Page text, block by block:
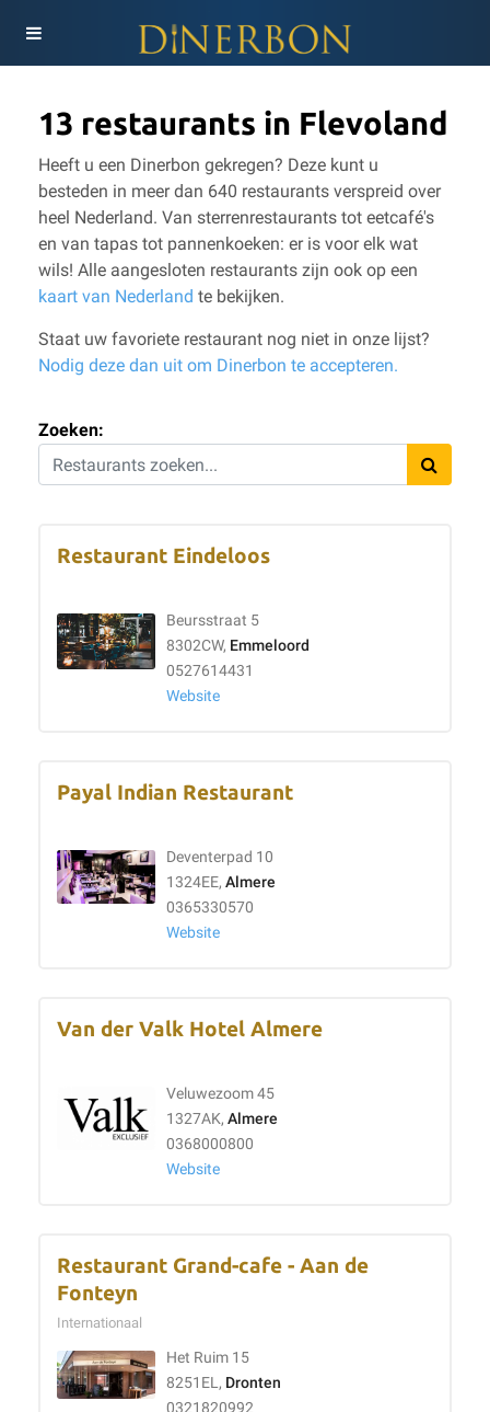
13 restaurants in Flevoland
Heeft u een Dinerbon gekregen? Deze kunt u
besteden in meer dan 640 restaurants verspreid over
heel Nederland. Van sterrenrestaurants tot eetcafé's
en van tapas tot pannenkoeken: er is voor elk wat
wils! Alle aangesloten restaurants zijn ook op een
kaart van Nederland te bekijken.
Staat uw favoriete restaurant nog niet in onze lijst?
Nodig deze dan uit om Dinerbon te accepteren.
Zoeken:
Restaurant Eindeloos
Beursstraat 5
8302CW, Emmeloord
0527614431
Website
Payal Indian Restaurant
Deventerpad 10
1324EE, Almere
0365330570
Website
Van der Valk Hotel Almere
Veluwezoom 45
1327AK, Almere
0368000800
Website
Restaurant Grand-cafe - Aan de
Fonteyn
Internationaal
Het Ruim 15
8251EL, Dronten
0321820992